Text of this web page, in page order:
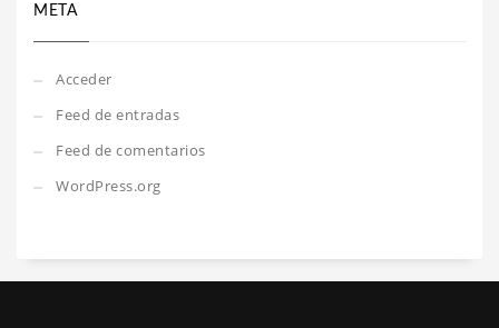
META
Acceder
Feed de entradas
Feed de comentarios
WordPress.org